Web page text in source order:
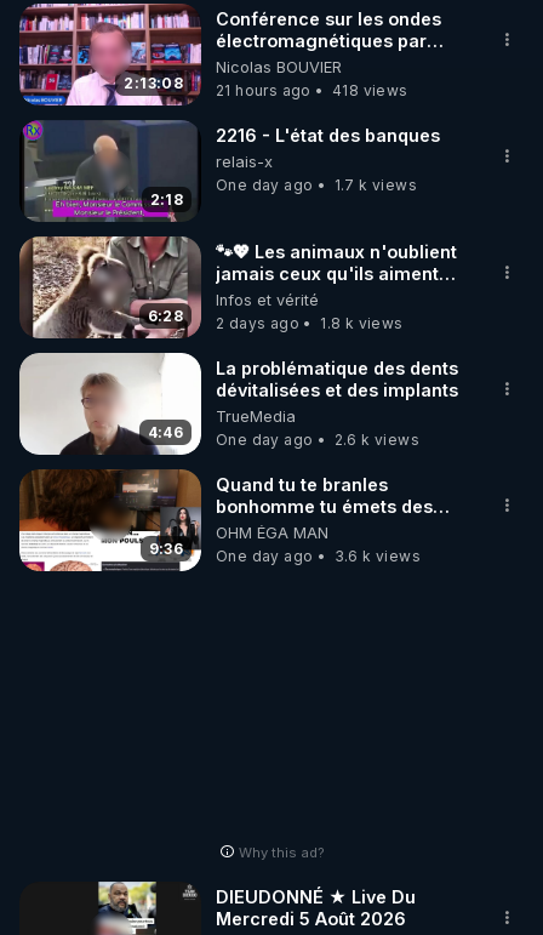
▶ 30 jours gratuit sur l’application de méditation et
de bien-être ENVOL :
Rendez-vous sur https://www.envol.app/code
le code : REGENERE
2:13:08
Conférence sur les ondes
électromagnétiques par
Grégoire Caustru et Bart de
Wever !
Nicolas BOUVIER
21 hours ago
418 views
2:18
2216 - L'état des banques
relais-x
One day ago
1.7 k views
6:28
🐾💖 Les animaux n'oublient
jamais ceux qu'ils aiment…
🥹❤️
Infos et vérité
2 days ago
1.8 k views
4:46
La problématique des dents
dévitalisées et des implants
TrueMedia
One day ago
2.6 k views
9:36
Quand tu te branles
bonhomme tu émets des
ondes ils ont juste omis de
t'expliquer
OHM ÉGA MAN
One day ago
3.6 k views
Why this ad?
DIEUDONNÉ ★ Live Du
Mercredi 5 Août 2026